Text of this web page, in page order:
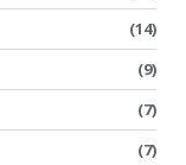
(14)
(9)
(7)
(7)